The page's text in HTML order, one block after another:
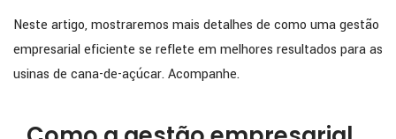
Neste artigo, mostraremos mais detalhes de como uma gestão
empresarial eficiente se reflete em melhores resultados para as
usinas de cana-de-açúcar. Acompanhe.